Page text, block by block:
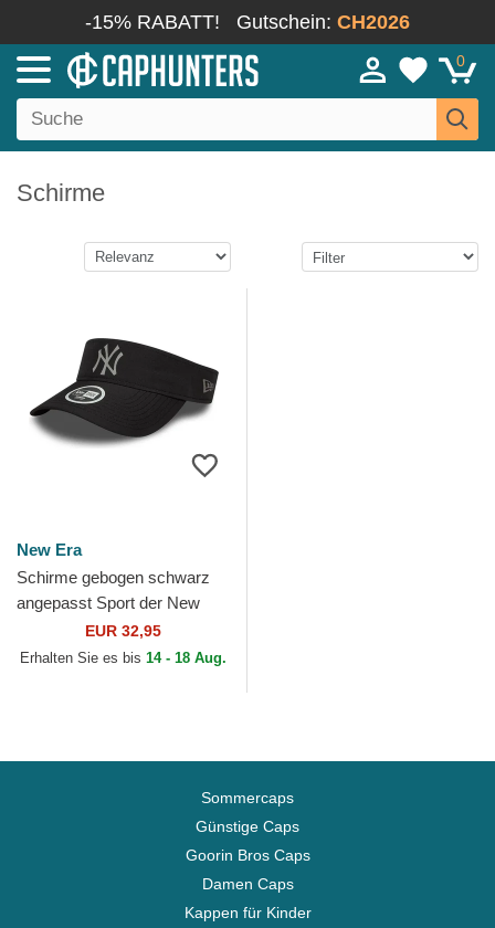
-15% RABATT! Gutschein: CH2026
0
Schirme
New Era
Schirme gebogen schwarz
angepasst Sport der New
York Yankees MLB von New
Era
EUR 32,95
Erhalten Sie es bis 14 - 18 Aug.
Sommercaps
Günstige Caps
Goorin Bros Caps
Damen Caps
Kappen für Kinder